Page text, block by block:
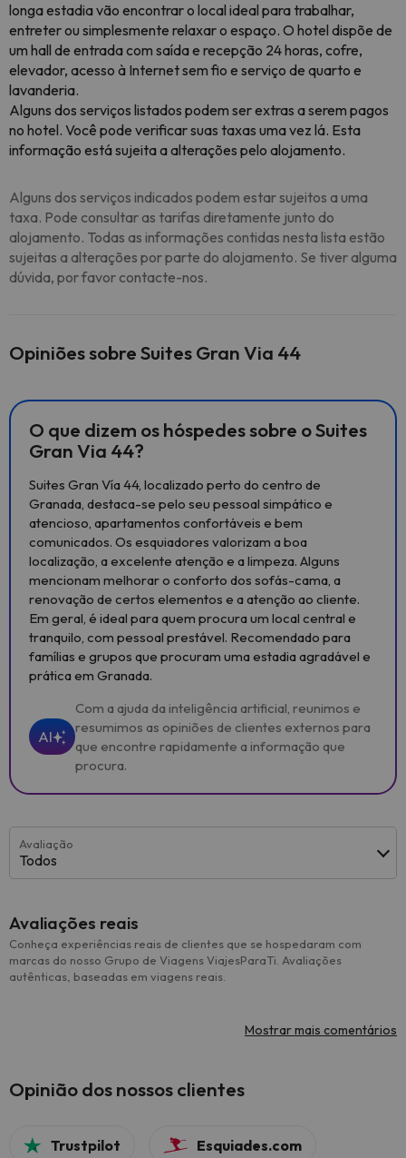
longa estadia vão encontrar o local ideal para trabalhar,
entreter ou simplesmente relaxar o espaço. O hotel dispõe de
um hall de entrada com saída e recepção 24 horas, cofre,
elevador, acesso à Internet sem fio e serviço de quarto e
lavanderia.
Alguns dos serviços listados podem ser extras a serem pagos
no hotel. Você pode verificar suas taxas uma vez lá. Esta
informação está sujeita a alterações pelo alojamento.
Alguns dos serviços indicados podem estar sujeitos a uma
taxa. Pode consultar as tarifas diretamente junto do
alojamento. Todas as informações contidas nesta lista estão
sujeitas a alterações por parte do alojamento. Se tiver alguma
dúvida, por favor contacte-nos.
Opiniões sobre Suites Gran Via 44
O que dizem os hóspedes sobre o Suites
Gran Via 44?
Suites Gran Vía 44, localizado perto do centro de
Granada, destaca-se pelo seu pessoal simpático e
atencioso, apartamentos confortáveis e bem
comunicados. Os esquiadores valorizam a boa
localização, a excelente atenção e a limpeza. Alguns
mencionam melhorar o conforto dos sofás-cama, a
renovação de certos elementos e a atenção ao cliente.
Em geral, é ideal para quem procura um local central e
tranquilo, com pessoal prestável. Recomendado para
famílias e grupos que procuram uma estadia agradável e
prática em Granada.
AI
Com a ajuda da inteligência artificial, reunimos e
resumimos as opiniões de clientes externos para
que encontre rapidamente a informação que
procura.
Avaliação
Todos
Avaliações reais
Conheça experiências reais de clientes que se hospedaram com
marcas do nosso Grupo de Viagens ViajesParaTi. Avaliações
autênticas, baseadas em viagens reais.
Mostrar mais comentários
Opinião dos nossos clientes
Trustpilot Esquiades.com